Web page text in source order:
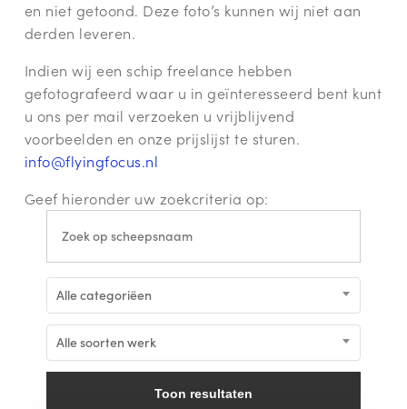
en niet getoond. Deze foto’s kunnen wij niet aan
derden leveren.
Indien wij een schip freelance hebben
gefotografeerd waar u in geïnteresseerd bent kunt
u ons per mail verzoeken u vrijblijvend
voorbeelden en onze prijslijst te sturen.
info@flyingfocus.nl
Geef hieronder uw zoekcriteria op:
Alle categoriëen
Alle soorten werk
Toon resultaten